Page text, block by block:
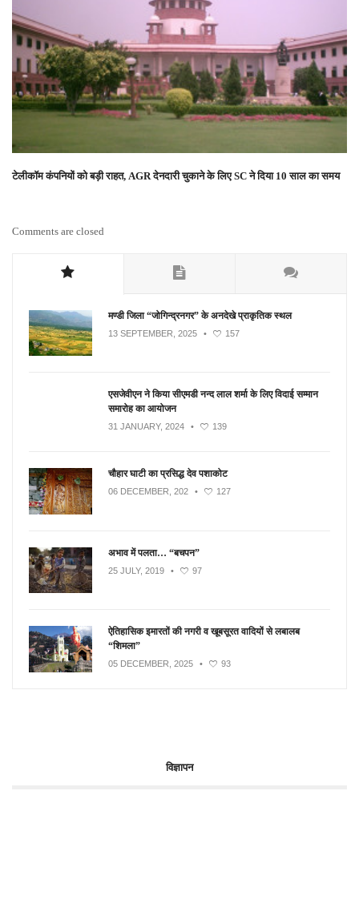
टेलीकॉम कंपनियों को बड़ी राहत, AGR देनदारी चुकाने के लिए SC ने दिया 10 साल का समय
Comments are closed
मण्डी जिला “जोगिन्द्रनगर” के अनदेखे प्राकृतिक स्थल
13 SEPTEMBER, 2025 • 157
एसजेवीएन ने किया सीएमडी नन्‍द लाल शर्मा के लिए विदाई सम्मान
समारोह का आयोजन
31 JANUARY, 2024 • 139
चौहार घाटी का प्रसिद्ध देव पशाकोट
06 DECEMBER, 202 • 127
अभाव में पलता… “बचपन”
25 JULY, 2019 • 97
ऐतिहासिक इमारतों की नगरी व खूबसूरत वादियों से लबालब
“शिमला”
05 DECEMBER, 2025 • 93
विज्ञापन